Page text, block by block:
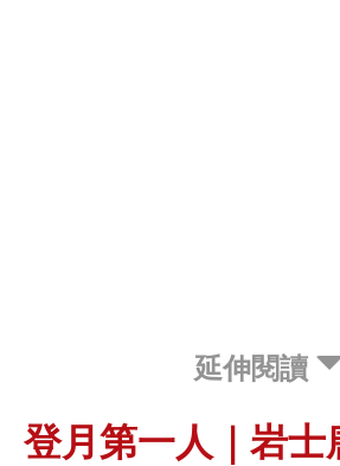
延伸閱讀
登月第一人｜岩士